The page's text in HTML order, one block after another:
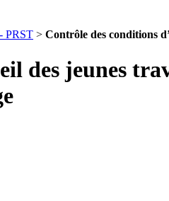
PRST > Contrôle des conditions
des jeunes